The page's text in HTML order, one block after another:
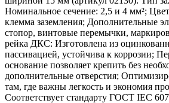
Номинальное сечение: 2,5 и 4 мм²;
клемма заземления; Дополнительные
стопор, винтовые перемычки,
рейка ДКС: Изготовлена из
пассивацией, устойчива к коррозии;
основание позволяет крепить без
дополнительные отверстия;
там, где важны легкость и экономия
Соответствует стандарту ГОСТ IEC